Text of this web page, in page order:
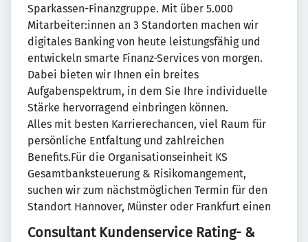
Sparkassen-Finanzgruppe. Mit über 5.000
Mitarbeiter:innen an 3 Standorten machen wir
digitales Banking von heute leistungsfähig und
entwickeln smarte Finanz-Services von morgen.
Dabei bieten wir Ihnen ein breites
Aufgabenspektrum, in dem Sie Ihre individuelle
Stärke hervorragend einbringen können.
Alles mit besten Karrierechancen, viel Raum für
persönliche Entfaltung und zahlreichen
Benefits.Für die Organisationseinheit KS
Gesamtbanksteuerung & Risikomangement,
suchen wir zum nächstmöglichen Termin für den
Standort Hannover, Münster oder Frankfurt einen
Consultant Kundenservice Rating- &